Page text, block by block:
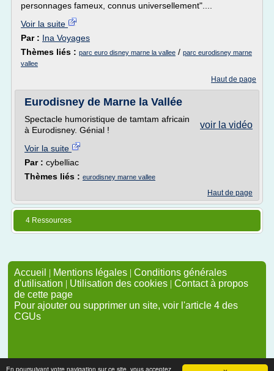
En poursuivant votre navigation sur ce site, vous acceptez
personnages fameux, connus universellement"....
Voir la suite
Par : Ina Voyages
Thèmes liés : parc euro disney marne la vallee / parc eurodisney marne
vallee
Haut de page
Eurodisney de Marne la Vallée
voir la vidéo
Spectacle humoristique de tamtam africain
à Eurodisney. Génial !
Voir la suite
Par : cybelliac
Thèmes liés : eurodisney marne vallee
Haut de page
4 Ressources
Accueil | Mentions légales | Conditions générales
d'utilisation | Utilisation des cookies | Contact à propos
de cette page
Pour ajouter ou supprimer un site, voir l'article 4 des
CGUs